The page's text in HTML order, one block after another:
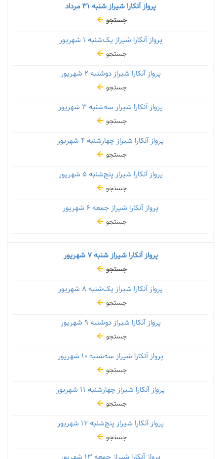
پرواز آنکارا شیراز شنبه
جستجو
پرواز آنکارا شیراز یک‌شنبه
جستجو
پرواز آنکارا شیراز دوشنبه۲ شهریور
جستجو
پرواز آنکارا شیراز سه‌شنبه
جستجو
پرواز آنکارا شیراز چهارشنبه
جستجو
پرواز آنکارا شیراز پنج‌شنبه۵ شهریور
جستجو
پرواز آنکارا شیراز جمعه
جستجو
پرواز آنکارا شیراز شنبه۷ شهریور
جستجو
پرواز آنکارا شیراز یک‌شنبه
جستجو
پرواز آنکارا شیراز دوشنبه
جستجو
پرواز آنکارا شیراز سه‌شنبه
جستجو
پرواز آنکارا شیراز چهارشنبه
جستجو
پرواز آنکارا شیراز پنج‌شنبه
جستجو